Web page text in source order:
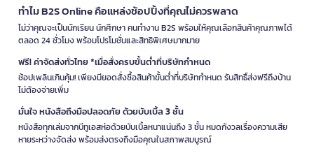
ทำไม B2S Online คือแหล่งช้อปปิ้งที่คุณไม่ควรพลาด
ไม่ว่าคุณจะเป็นนักเรียน นักศึกษา คนทำงาน B2S พร้อมให้คุณเลือกสินค้าคุณภาพได้
ตลอด 24 ชั่วโมง พร้อมโปรโมชั่นและสิทธิพิเศษมากมาย
ฟรี! ค่าจัดส่งทั่วไทย *เมื่อสั่งครบขั้นต่ำที่บริษัทกำหนด
ช้อปเพลินเกินคุ้ม! เพียงมียอดสั่งซื้อสินค้าขั้นต่ำที่บริษัทกำหนด รับสิทธิ์ส่งฟรีถึงบ้าน
ไม่ต้องจ่ายเพิ่ม
มั่นใจ หนังสือถึงมือปลอดภัย ด้วยบับเบิ้ล 3 ชั้น
หนังสือทุกเล่มจากบีทูเอสห่อด้วยบับเบิ้ลหนาแน่นถึง 3 ชั้น หมดกังวลเรื่องความเสีย
หายระหว่างจัดส่ง พร้อมส่งตรงถึงมือคุณในสภาพสมบูรณ์